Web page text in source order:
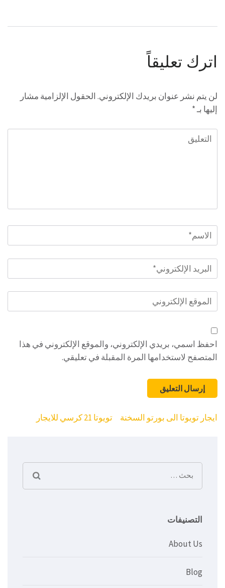
اترك تعليقاً
لن يتم نشر عنوان بريدك الإلكتروني. الحقول الإلزامية مشار
إليها بـ*
التعليق
الاسم
البريد
الإلكتروني*
الموقع
الإلكتروني
احفظ اسمي، بريدي الإلكتروني، والموقع الإلكتروني في هذا
المتصفح لاستخدامها المرة المقبلة في تعليقي.
تصفّح
تويوتا 21 كرسي للايجار ايجار تويوتا الى بورتو السخنة
البحث
عن:
التصنيفات
About Us
Blog